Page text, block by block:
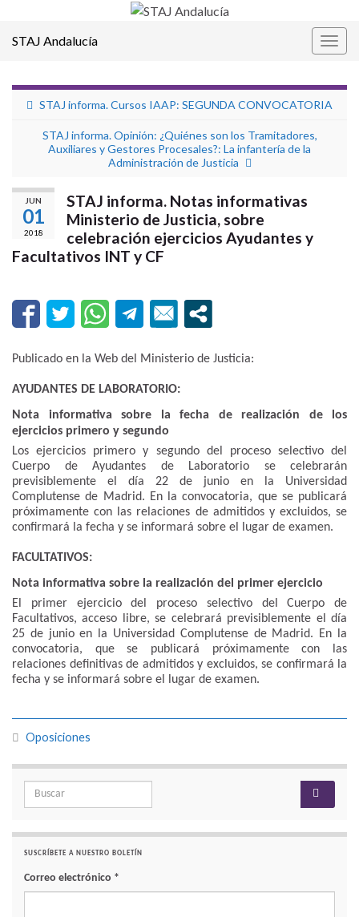
STAJ Andalucía
STAJ informa. Cursos IAAP: SEGUNDA CONVOCATORIA
STAJ informa. Opinión: ¿Quiénes son los Tramitadores,
Auxiliares y Gestores Procesales?: La infantería de la
Administración de Justicia
JUN
01
2018
STAJ informa. Notas informativas
Ministerio de Justicia, sobre
celebración ejercicios Ayudantes y
Facultativos INT y CF
Publicado en la Web del Ministerio de Justicia:
AYUDANTES DE LABORATORIO:
Nota informativa sobre la fecha de realización de los
ejercicios primero y segundo
Los ejercicios primero y segundo del proceso selectivo del
Cuerpo de Ayudantes de Laboratorio se celebrarán
previsiblemente el día 22 de junio en la Universidad
Complutense de Madrid. En la convocatoria, que se publicará
próximamente con las relaciones de admitidos y excluidos, se
confirmará la fecha y se informará sobre el lugar de examen.
FACULTATIVOS:
Nota informativa sobre la realización del primer ejercicio
El primer ejercicio del proceso selectivo del Cuerpo de
Facultativos, acceso libre, se celebrará previsiblemente el día
25 de junio en la Universidad Complutense de Madrid. En la
convocatoria, que se publicará próximamente con las
relaciones definitivas de admitidos y excluidos, se confirmará la
fecha y se informará sobre el lugar de examen.
Oposiciones
Search for:
SUSCRÍBETE A NUESTRO BOLETÍN
Correo electrónico *